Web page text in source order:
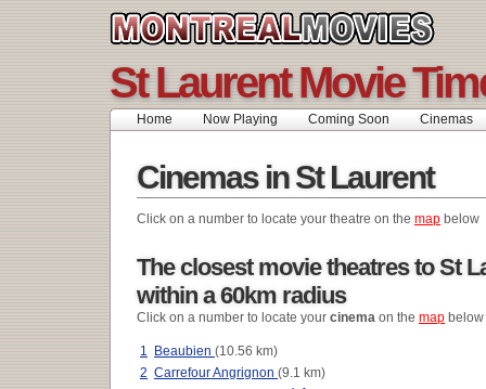
St Laurent Movie
Home Now Playing Coming Soon Cinemas
Cinemas in St Laurent
Click on a number to locate your theatre on the map below
The closest movie theatres to St
within a 60km radius
Click on a number to locate your cinema on the map below
1 Beaubien (10.56 km)
2 Carrefour Angrignon (9.1 km)